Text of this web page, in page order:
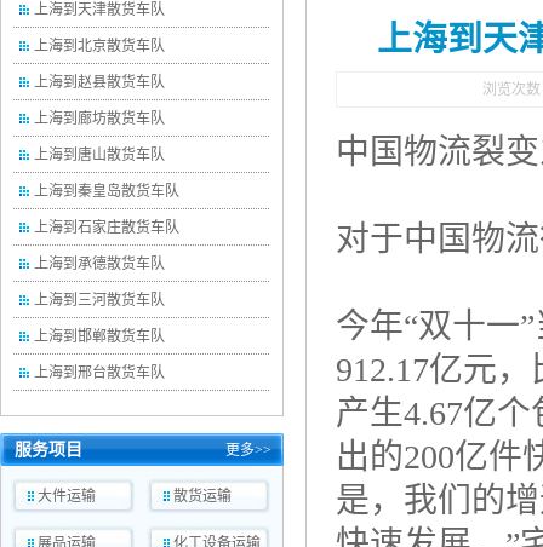
上海到天津散货车队
上海到北京散货车队
上海到赵县散货车队
上海到廊坊散货车队
上海到唐山散货车队
上海到秦皇岛散货车队
上海到石家庄散货车队
上海到承德散货车队
上海到三河散货车队
上海到邯郸散货车队
上海到邢台散货车队
服务项目 更多>>
大件运输 散货运输
展品运输 化工设备运输
上海到天
浏览次
中国物流裂
对于中国物
今年“双十一
912.17亿元
产生4.67亿
出的200亿件
是，我们的